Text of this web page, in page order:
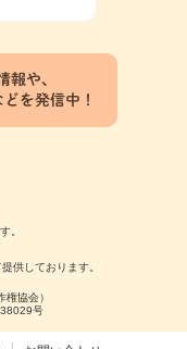
報や、
を発信中！
。
供しております。
協会）
号